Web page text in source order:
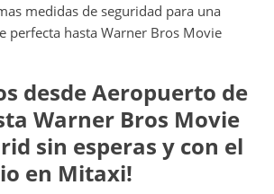
medidas de seguridad para una
perfecta hasta Warner Bros Movie
desdeAeropuerto de
Warner Bros Movie
sin esperas y con el
en Mitaxi!